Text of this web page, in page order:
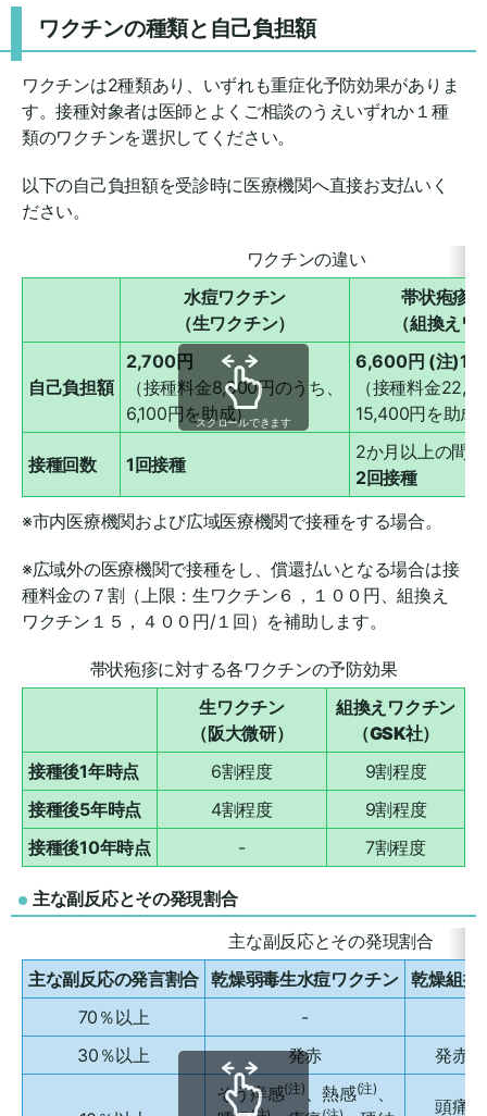
ワクチンの種類と自己負担額
ワクチンは2種類あり、いずれも重症化予防効果がありま
す。接種対象者は医師とよくご相談のうえいずれか１種
類のワクチンを選択してください。
以下の自己負担額を受診時に医療機関へ直接お支払いく
ださい。
ワクチンの違い
水痘ワクチン
（生ワクチン）
帯状疱疹
（組換え
自己負担額
2,700円
（接種料金8,800円のうち、
6,100円を助成）
6,600円 (注)1回
（接種料金
15,400円を助成
接種回数 1回接種
2か月以上の間
2回接種
スクロールできます
※市内医療機関および広域医療機関で接種をする場合。
※広域外の医療機関で接種をし、償還払いとなる場合は接
種料金の７割（上限：生ワクチン６，１００円、組換え
ワクチン１５，４００円/１回）を補助します。
帯状疱疹に対する各ワクチンの予防効果
生ワクチン
（阪大微研）
組換えワクチン
（GSK社）
接種後1年時点
6割程度
9割程度
接種後5年時点
4割程度
9割程度
接種後10年時点
- 7割程度
主な副反応とその発現割合
主な副反応とその発現割合
主な副反応の発言割合 乾燥弱毒生水痘ワクチン 乾燥組換
70％以上
-
30％以上
発赤 発赤
そう痒感(注) 、熱感(注)
頭痛